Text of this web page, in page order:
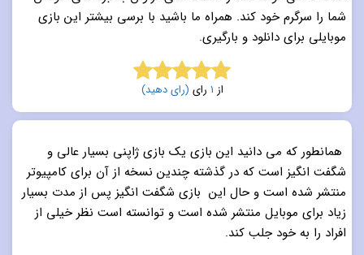
شما را سرگرم خود کند. همراه ما باشید با برسی بیشتر این بازی
موبایلی برای دانلود و بارگیری.
5.0 از 5 از 1 رای (رای دهید)
همانطور که می دانید این بازی یک بازی ژاپنی بسیار عالی و
شگفت انگیز است که در گذشته چندین نسخه از آن برای کامپیوتر
منتشر شده است و حال این بازی شگفت انگیز پس از مدت بسیار
زیاد برای موبایل منتشر شده است و توانسته است نظر خیلی از
افراد را به خود جلب کند.